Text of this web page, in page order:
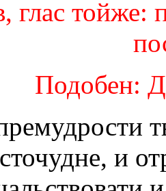
глас тойже:
Подобен: Д
и